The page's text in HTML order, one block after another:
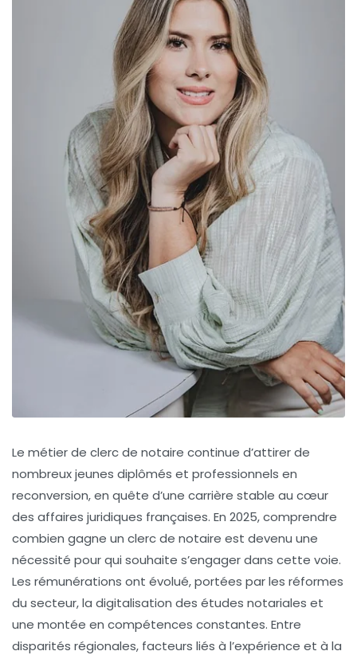
Le métier de clerc de notaire continue d’attirer de
nombreux jeunes diplômés et professionnels en
reconversion, en quête d’une carrière stable au cœur
des affaires juridiques françaises. En 2025, comprendre
combien gagne un clerc de notaire est devenu une
nécessité pour qui souhaite s’engager dans cette voie.
Les rémunérations ont évolué, portées par les réformes
du secteur, la digitalisation des études notariales et
une montée en compétences constantes. Entre
disparités régionales, facteurs liés à l’expérience et à la